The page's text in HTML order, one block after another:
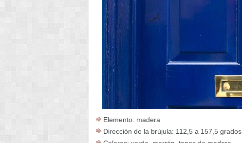
Elemento: madera
Dirección de la brújula: 112,5 a 157,5 grados.